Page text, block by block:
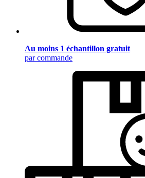
Au moins 1 échantillon gratuit
par commande